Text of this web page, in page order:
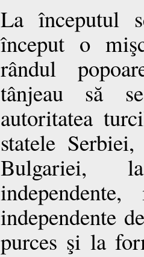
La începutul
început o
rândul
tânjeau să
autoritatea
statele
Bulgariei,
independente
purces şi la